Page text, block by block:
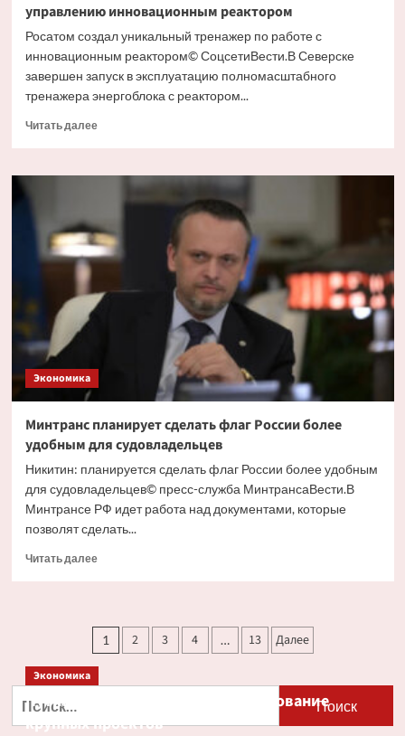
управлению инновационным реактором
Росатом создал уникальный тренажер по работе с
инновационным реактором© СоцсетиВести.В Северске
завершен запуск в эксплуатацию полномасштабного
тренажера энергоблока с реактором...
Читать далееПрочитать
Росатом
тренажер
по
управлению
инновационным
реактором
Экономика
Минтранс планирует сделать флаг России более
удобным для судовладельцев
Никитин: планируется сделать флаг России более удобным
для судовладельцев© пресс-служба МинтрансаВести.В
Минтрансе РФ идет работа над документами, которые
позволят сделать...
Читать далееПрочитать
планирует
сделать
для
Пагинация
записей
1 2 3 4 … 13 Далее
Экономика
Путин и Костин обсудили кредитование
крупных проектов